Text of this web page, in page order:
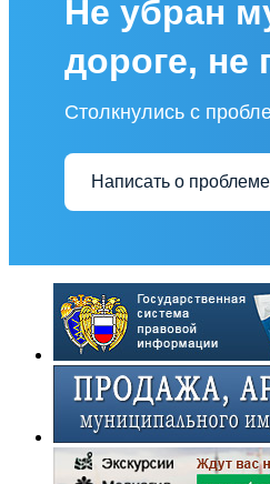
Не убран
дороге, не
Столкнулись с
Написать о проблеме